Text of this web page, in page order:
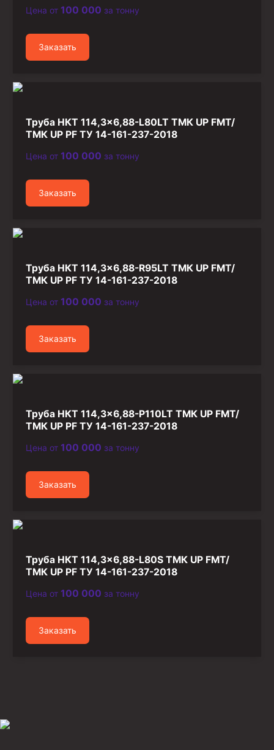
Цена от 100 000 за тонну
Заказать
Труба НКТ 114,3×6,88-L80LT ТМК UP FMT/
ТМК UP PF ТУ 14-161-237-2018
Цена от 100 000 за тонну
Заказать
Труба НКТ 114,3×6,88-R95LT ТМК UP FMT/
ТМК UP PF ТУ 14-161-237-2018
Цена от 100 000 за тонну
Заказать
Труба НКТ 114,3×6,88-P110LT ТМК UP FMT/
ТМК UP PF ТУ 14-161-237-2018
Цена от 100 000 за тонну
Заказать
Труба НКТ 114,3×6,88-L80S ТМК UP FMT/
ТМК UP PF ТУ 14-161-237-2018
Цена от 100 000 за тонну
Заказать